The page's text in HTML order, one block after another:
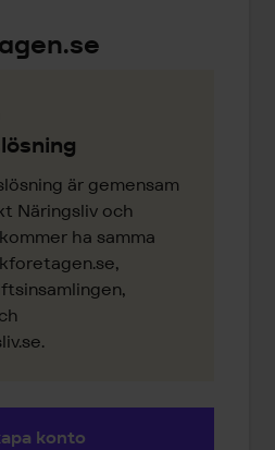
är gemensam
Näringsliv och
ha samma
konto